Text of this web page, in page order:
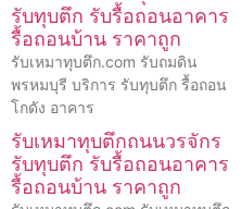
รับทุบตึก รับรื้อถอนอาคาร
รื้อถอนบ้าน ราคาถูก
รับเหมาทุบตึก.com รับถมดิน
พรหมบุรี บริการ รับทุบตึก รื้อถอน
โกดัง อาคาร
รับเหมาทุบตึกถนนวรจักร
รับทุบตึก รับรื้อถอนอาคาร
รื้อถอนบ้าน ราคาถูก